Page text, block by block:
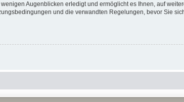
Augenblicken erledigt und ermöglicht es Ihnen, auf
und die verwandten Regelungen, bevor Sie